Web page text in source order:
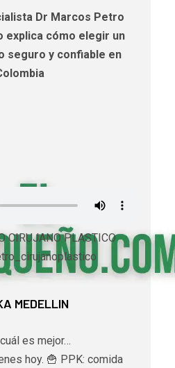
Dr Marcos Petro
explica cómo elegir un
seguro y confiable en
CIRUJANO PLASTICO
MEDELLIN
es mejor…
hoy. 🍟 PPK: comida